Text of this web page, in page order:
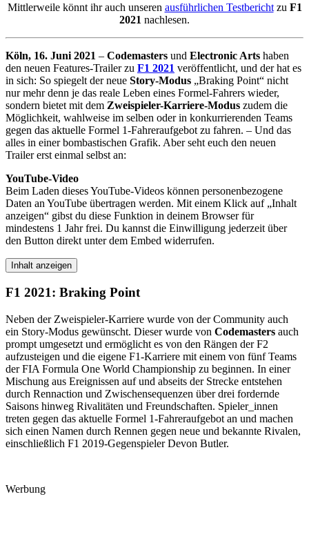
Mittlerweile könnt ihr auch unseren ausführlichen Testberichtzu F1
2021 nachlesen.
Köln, 16. Juni 2021 – Codemasters und Electronic Arts haben
den neuen Features-Trailer zu F1 2021 veröffentlicht, und der hat es
in sich: So spiegelt der neue Story-Modus „Braking Point“ nicht
nur mehr denn je das reale Leben eines Formel-Fahrers wieder,
sondern bietet mit dem Zweispieler-Karriere-Modus zudem die
Möglichkeit, wahlweise im selben oder in konkurrierenden Teams
gegen das aktuelle Formel 1-Fahreraufgebot zu fahren. – Und das
alles in einer bombastischen Grafik. Aber seht euch den neuen
Trailer erst einmal selbst an:
YouTube-Video
Beim Laden dieses YouTube-Videos können personenbezogene
Daten an YouTube übertragen werden. Mit einem Klick auf „Inhalt
anzeigen“ gibst du diese Funktion in deinem Browser für
mindestens 1 Jahr frei. Du kannst die Einwilligung jederzeit über
den Button direkt unter dem Embed widerrufen.
Inhalt anzeigen
F1 2021: Braking Point
Neben der Zweispieler-Karriere wurde von der Community auch
ein Story-Modus gewünscht. Dieser wurde von Codemasters auch
prompt umgesetzt und ermöglicht es von den Rängen der F2
aufzusteigen und die eigene F1-Karriere mit einem von fünf Teams
der FIA Formula One World Championship zu beginnen. In einer
Mischung aus Ereignissen auf und abseits der Strecke entstehen
durch Rennaction und Zwischensequenzen über drei fordernde
Saisons hinweg Rivalitäten und Freundschaften. Spieler_innen
treten gegen das aktuelle Formel 1-Fahreraufgebot an und machen
sich einen Namen durch Rennen gegen neue und bekannte Rivalen,
einschließlich F1 2019-Gegenspieler Devon Butler.
Werbung